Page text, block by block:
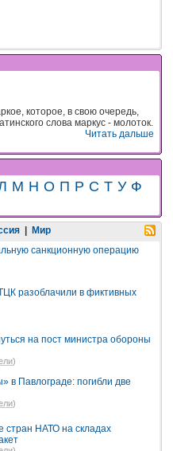
которое, в свою очередь,
слова маркус - молоток.
Читать дальше
М Н О П Р С Т У Ф
| Мир
санкционную операцию
разоблачили в фиктивных
на пост министра обороны
)
в Павлограде: погибли две
)
стран НАТО на складах